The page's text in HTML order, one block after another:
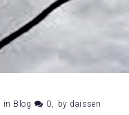
in Blog 0 by daissen